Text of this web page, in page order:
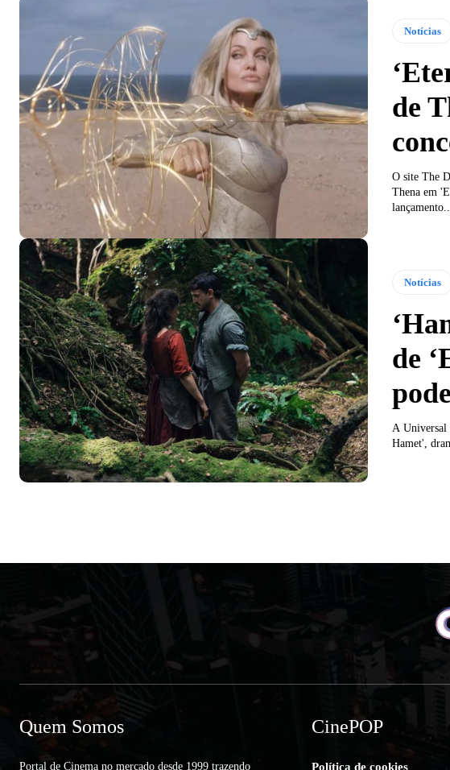
Notícias
de
O site The
Thena em
lançamento...
Notícias
de
A Universal
Hamet',
Quem Somos
Portal de Cinema no mercado desde 1999 trazendo
CinePOP
Política de cookies